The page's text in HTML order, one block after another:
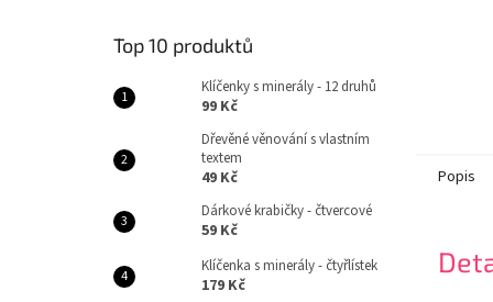
Top 10 produktů
Klíčenky s minerály - 12 druhů
99 Kč
Dřevěné věnování s vlastním
textem
49 Kč
Dárkové krabičky - čtvercové
59 Kč
Klíčenka s minerály - čtyřlístek
179 Kč
Popis